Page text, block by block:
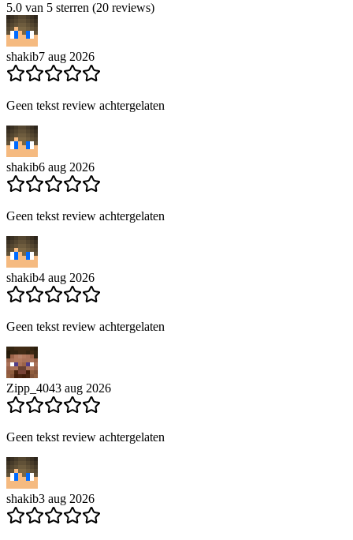
5.0 van 5 sterren (20 reviews)
shakib7 aug 2026
Geen tekst review achtergelaten
shakib6 aug 2026
Geen tekst review achtergelaten
shakib4 aug 2026
Geen tekst review achtergelaten
Zipp_4043 aug 2026
Geen tekst review achtergelaten
shakib3 aug 2026